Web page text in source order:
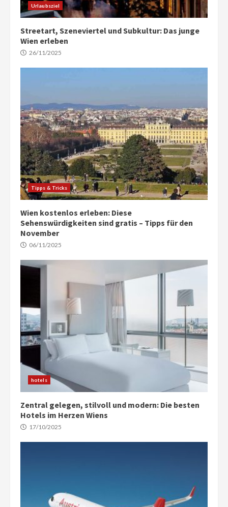
Urlaubsziel
Streetart, Szeneviertel und Subkultur: Das junge
Wien erleben
26/11/2025
Tipps & Tricks
Wien kostenlos erleben: Diese
Sehenswürdigkeiten sind gratis – Tipps für den
November
06/11/2025
hotels
Zentral gelegen, stilvoll und modern: Die besten
Hotels im Herzen Wiens
17/10/2025